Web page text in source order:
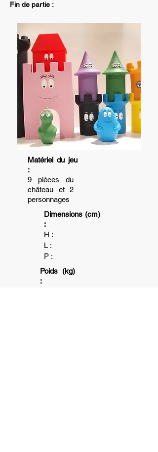
Fin de partie :
Matériel du jeu
:
9 pièces du
château et 2
personnages
Dimensions (cm)
:
H :
L :
P :
Poids (kg)
: